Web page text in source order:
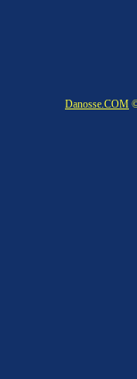
Danosse.COM